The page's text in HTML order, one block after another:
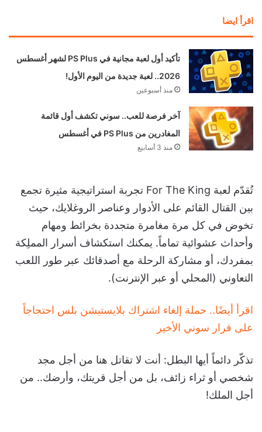
اقرأ ايضا
تأكيد أول لعبة مجانية في PS Plus لشهر أغسطس
2026.. لعبة جديدة من اليوم الأول!
منذ أسبوعين
آخر فرصة للعب.. سوني تكشف أول قائمة
المغادرين من PS Plus في أغسطس
منذ 3 أسابيع
تُقدّم لعبة For The King تجربة استراتيجية مثيرة تجمع
بين القتال القائم على الأدوار وعناصر الروغلايك، حيث
تخوض في كل مرة مغامرة متجددة بخرائط ومهام
وأحداث عشوائية تماماً. يمكنك استكشاف أسرار المملِكة
بمفردك، أو مشاركة الرحلة مع أصدقائك عبر طور اللعب
التعاوني (المحلي أو عبر الإنترنت).
اقرأ أيضًا.. حملة إلغاء اشتراك بلايستيشن بلس احتجاجاً
على قرار سوني الأخير
تذكّر دائماً أيها البطل: أنت لا تقاتل هنا من أجل مجد
شخصي أو ثراء زائف، بل من أجل قريتك، وأرضك.. من
أجل الملك!